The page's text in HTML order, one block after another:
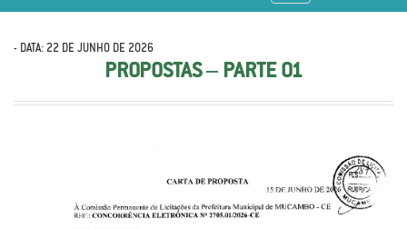
navigation
- DATA: 22 DE JUNHO DE 2026
PROPOSTAS – PARTE 01